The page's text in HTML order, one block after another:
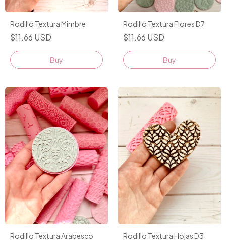
Rodillo Textura Mimbre
$11.66 USD
Rodillo Textura Flores D7
$11.66 USD
Rodillo Textura Arabesco
Rodillo Textura Hojas D3